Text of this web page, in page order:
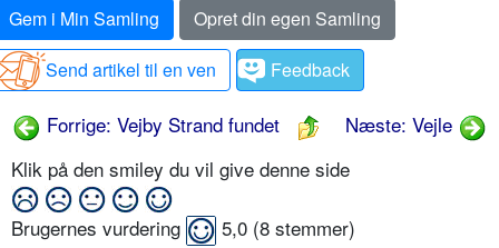
Gem i Min Samling
Opret din egen Samling
Send artikel til en ven
Feedback
Forrige: Vejby Strand fundet
Næste: Vejle
Klik på den smiley du vil give denne side
Brugernes vurdering 5,0 (8 stemmer)